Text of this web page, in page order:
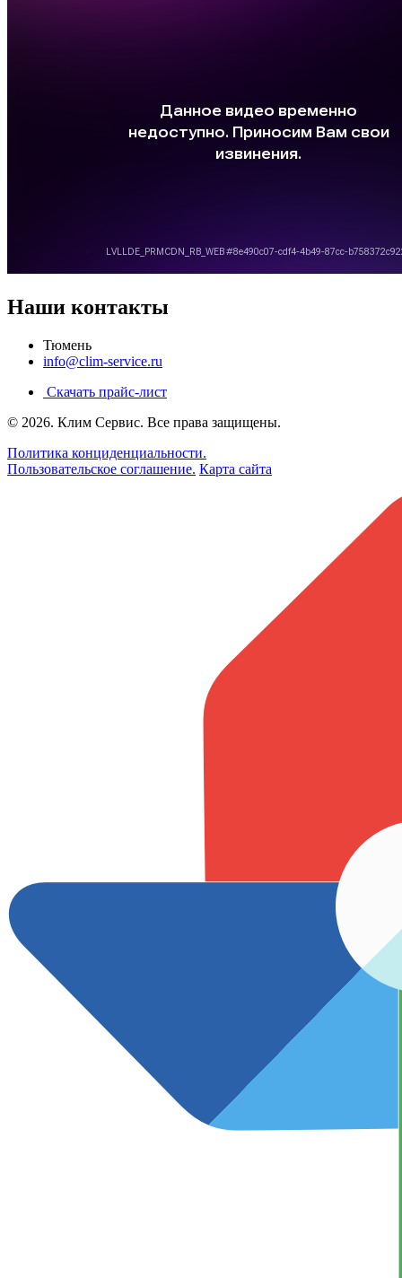
Наши контакты
Тюмень
info@clim-service.ru
Скачать прайс-лист
© 2026. Клим Сервис. Все права защищены.
Политика конциденциальности.
Пользовательское соглашение. Карта сайта